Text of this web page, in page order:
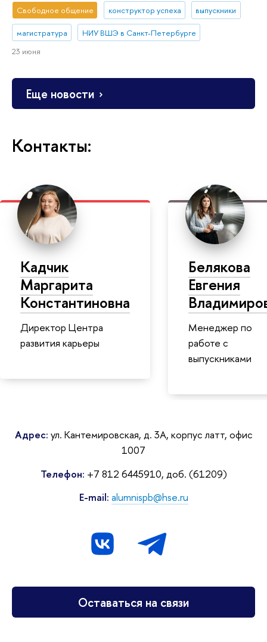
Свободное общение конструктор успеха выпускники
магистратура
НИУ ВШЭ в Санкт-Петербурге
23 июня
Еще новости
Контакты:
Кадчик
Маргарита
Константиновна
Директор Центра
развития карьеры
Белякова
Евгения
Менеджер по
работе с
выпускниками
Адрес: ул. Кантемировская, д. 3А, корпус латт, офис
1007
Телефон: +7 812 6445910, доб. (61209)
E-mail: alumnispb@hse.ru
Оставаться на связи